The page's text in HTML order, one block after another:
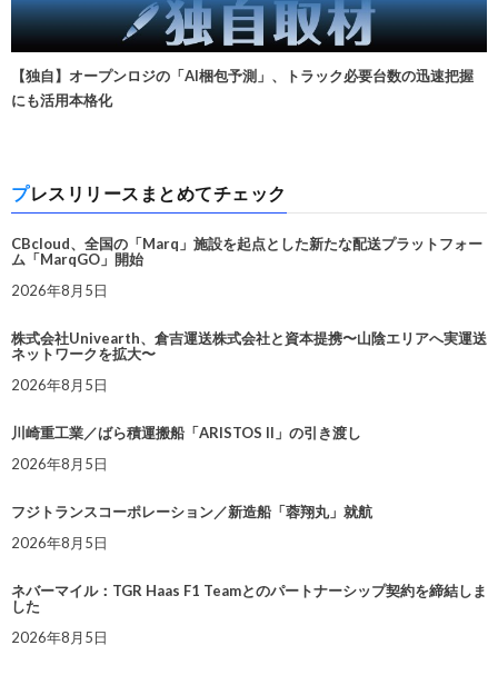
【独自】オープンロジの「AI梱包予測」、トラック必要台数の迅速把握
にも活用本格化
プレスリリースまとめてチェック
CBcloud、全国の「Marq」施設を起点とした新たな配送プラットフォー
ム「MarqGO」開始
2026年8月5日
株式会社Univearth、倉吉運送株式会社と資本提携〜山陰エリアへ実運送
ネットワークを拡大〜
2026年8月5日
川崎重工業／ばら積運搬船「ARISTOS II」の引き渡し
2026年8月5日
フジトランスコーポレーション／新造船「蓉翔丸」就航
2026年8月5日
ネバーマイル：TGR Haas F1 Teamとのパートナーシップ契約を締結しま
した
2026年8月5日